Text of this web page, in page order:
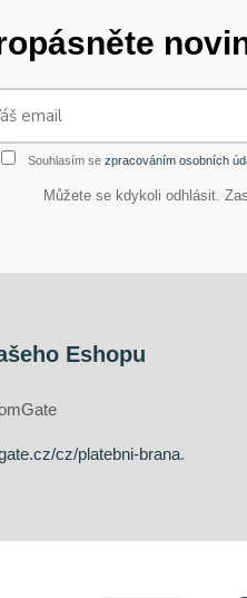
Souhlasím se zpracováním osobních
Můžete se kdykoli odhlásit.
Eshopu
cz/platebni-brana.